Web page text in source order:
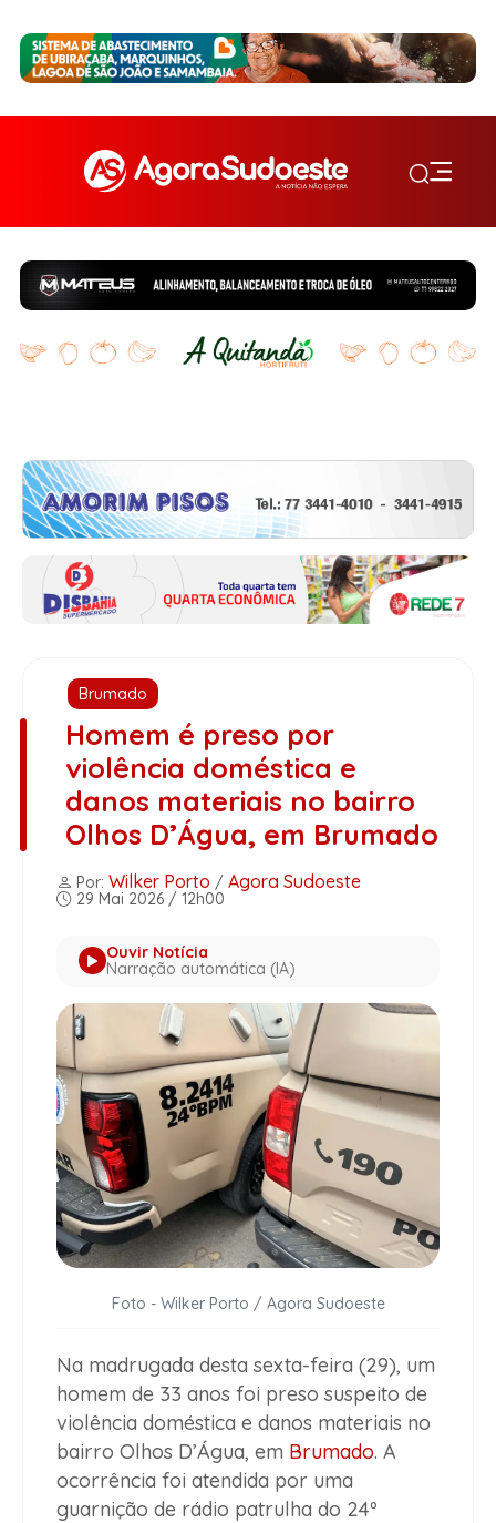
Brumado
Homem é preso por
violência doméstica e
danos materiais no bairro
Olhos D’Água, em Brumado
Por: Wilker Porto / Agora Sudoeste
29 Mai 2026 / 12h00
Ouvir Notícia
Narração automática (IA)
Foto - Wilker Porto / Agora Sudoeste
Na madrugada desta sexta-feira (29), um
homem de 33 anos foi preso suspeito de
violência doméstica e danos materiais no
bairro Olhos D’Água, em Brumado. A
ocorrência foi atendida por uma
guarnição de rádio patrulha do 24º